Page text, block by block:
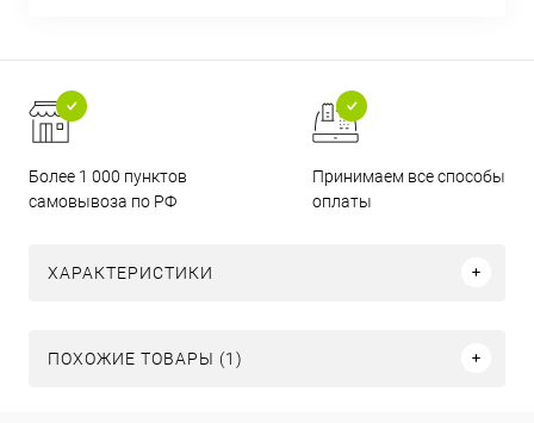
Более 1 000 пунктов
самовывоза по РФ
Принимаем все способы
оплаты
ХАРАКТЕРИСТИКИ
ПОХОЖИЕ ТОВАРЫ (1)